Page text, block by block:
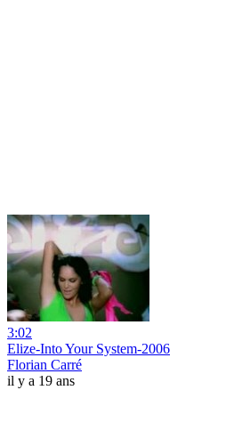
3:02
Elize-Into Your System-2006
Florian Carré
il y a 19 ans